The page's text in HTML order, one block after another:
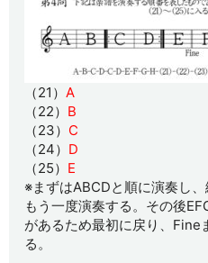
（21）A
（22） B
（23） C
（24） D
（25） E
※まずはABCDと順に演奏し
もう一度演奏する。その後
があるため最初に戻り、Fine
る。